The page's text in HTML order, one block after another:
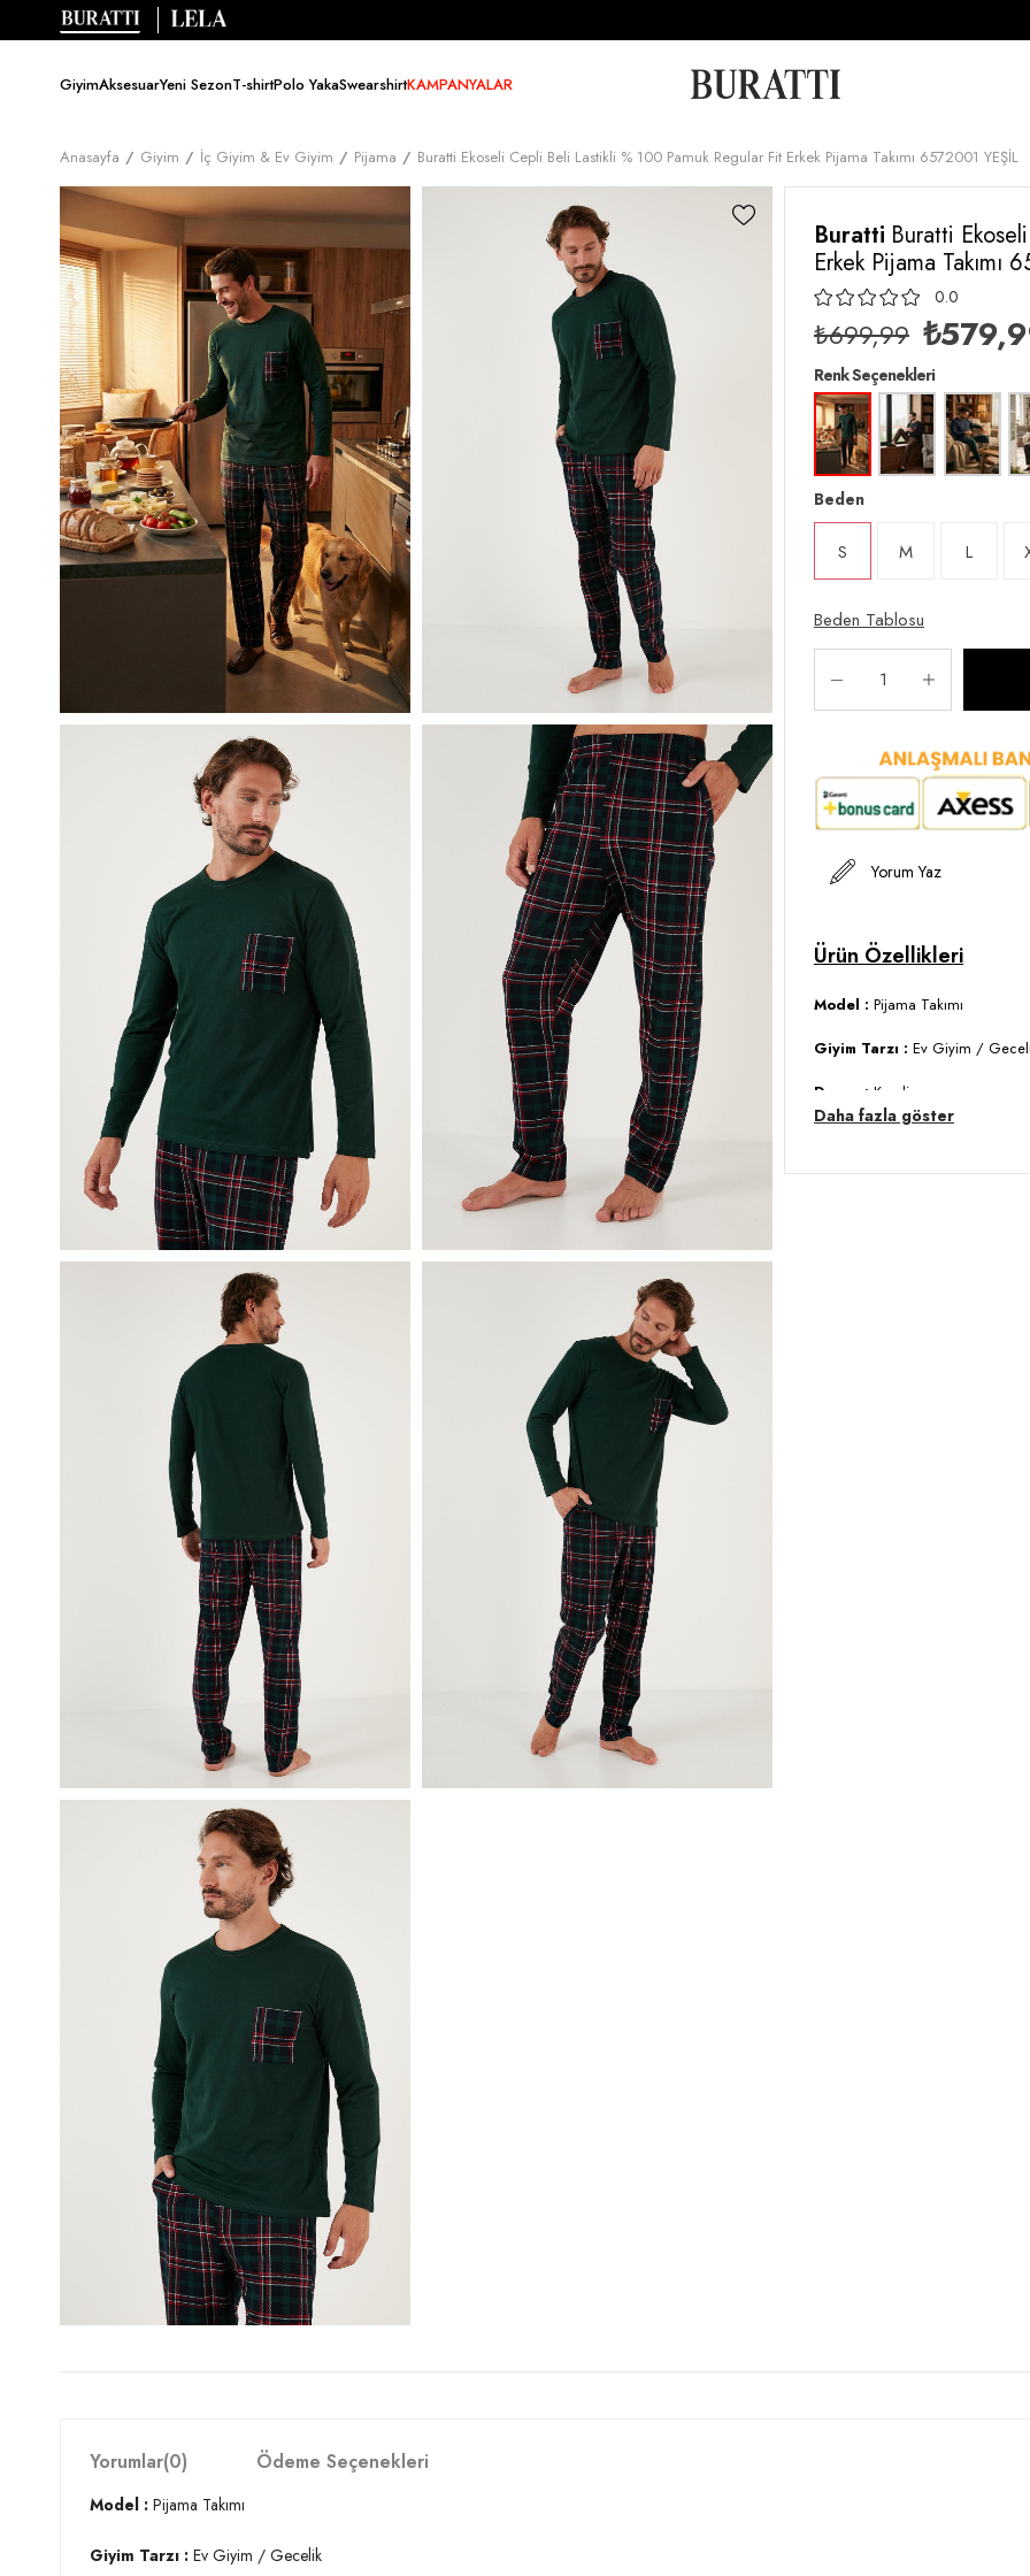
GiyimAksesuarYeni SezonT-shirtPolo YakaSwearshirtKAMPANYALAR
Anasayfa Giyim İç Giyim & Ev Giyim Pijama Buratti Ekoseli Cepli Beli Lastikli % 100 Pamuk Regular Fit Erkek Pijama Takımı 6572001 YEŞİL
Buratti Buratti
Erkek Pijama Takımı
0.0
₺699,99
Renk Seçenekleri
Beden
S M L
Beden Tablosu
Yorum Yaz
Model : Pijama Takımı
Giyim Tarzı : Ev Giyim /
Desen : Kareli
Yaka Bilgisi :Bisiklet Yaka
Daha fazla göster
Yorumlar(0) Ödeme Seçenekleri
Model : Pijama Takımı
Giyim Tarzı : Ev Giyim / Gecelik